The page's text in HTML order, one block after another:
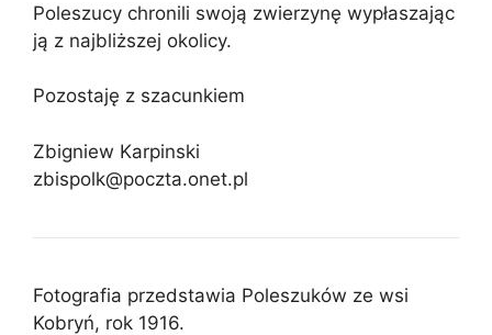
Poleszucy chronili swoją zwierzynę wypłaszając
ją z najbliższej okolicy.
Pozostaję z szacunkiem
Zbigniew Karpinski
zbispolk@poczta.onet.pl
Fotografia przedstawia Poleszuków ze wsi
Kobryń, rok 1916.